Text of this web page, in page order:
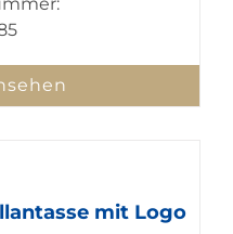
mit Logo